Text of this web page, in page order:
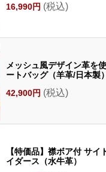
16,990円 (税込)
メッシュ風デザイン革を
ートバッグ（羊革/日本製）
42,900円 (税込)
【特価品】襟ボア付 サイ
イダース（水牛革）